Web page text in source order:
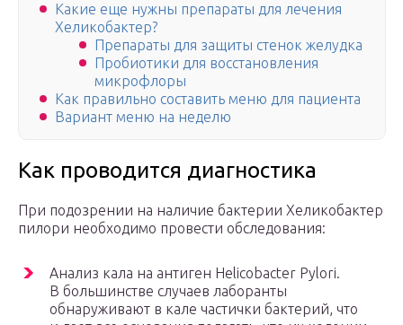
Какие еще нужны препараты для лечения
Хеликобактер?
Препараты для защиты стенок желудка
Пробиотики для восстановления
микрофлоры
Как правильно составить меню для пациента
Вариант меню на неделю
Как проводится диагностика
При подозрении на наличие бактерии Хеликобактер
пилори необходимо провести обследования:
Анализ кала на антиген Helicobacter Pylori.
В большинстве случаев лаборанты
обнаруживают в кале частички бактерий, что